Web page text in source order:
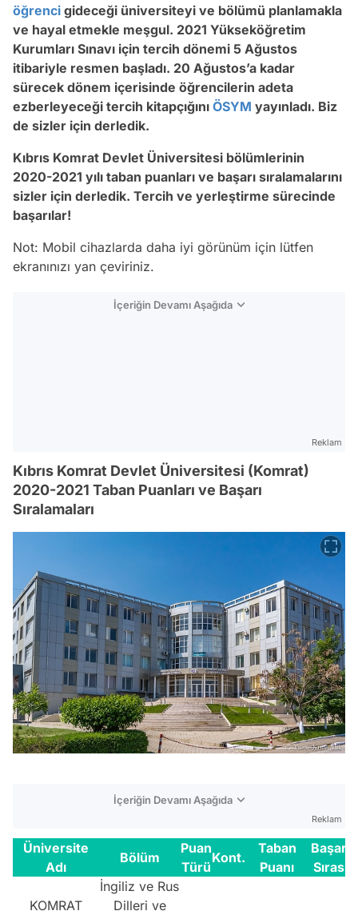
öğrenci gideceği üniversiteyi ve bölümü planlamakla
ve hayal etmekle meşgul. 2021 Yükseköğretim
Kurumları Sınavı için tercih dönemi 5 Ağustos
itibariyle resmen başladı. 20 Ağustos’a kadar
sürecek dönem içerisinde öğrencilerin adeta
ezberleyeceği tercih kitapçığını ÖSYM yayınladı. Biz
de sizler için derledik.
Kıbrıs Komrat Devlet Üniversitesi bölümlerinin
2020-2021 yılı taban puanları ve başarı sıralamalarını
sizler için derledik. Tercih ve yerleştirme sürecinde
başarılar!
Not: Mobil cihazlarda daha iyi görünüm için lütfen
ekranınızı yan çeviriniz.
İçeriğin Devamı Aşağıda
Reklam
Kıbrıs Komrat Devlet Üniversitesi (Komrat)
2020-2021 Taban Puanları ve Başarı
Sıralamaları
İçeriğin Devamı Aşağıda
Reklam
Üniversite
Adı
Bölüm
Puan
Türü
Kont.
Taban
Puanı
Başarı
Sırası
KOMRAT
İngiliz ve Rus
Dilleri ve